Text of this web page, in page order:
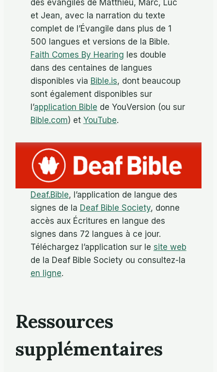
des évangiles de Matthieu, Marc, Luc
et Jean, avec la narration du texte
complet de l’Évangile dans plus de 1
500 langues et versions de la Bible.
Faith Comes By Hearing les double
dans des centaines de langues
disponibles via Bible.is, dont beaucoup
sont également disponibles sur
l’application Bible de YouVersion (ou sur
Bible.com) et YouTube.
Deaf.Bible, l’application de langue des
signes de la Deaf Bible Society, donne
accès aux Écritures en langue des
signes dans 72 langues à ce jour.
Téléchargez l’application sur le site web
de la Deaf Bible Society ou consultez-la
en ligne.
Ressources
supplémentaires